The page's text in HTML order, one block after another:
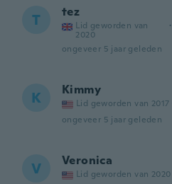
T tez
Lid geworden van
2020
·
ongeveer 5 jaar geleden
K Kimmy
Lid geworden van 2017
ongeveer 5 jaar geleden
V Veronica
Lid geworden van 2020